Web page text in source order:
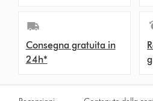
Consegna gratuita in
24h*